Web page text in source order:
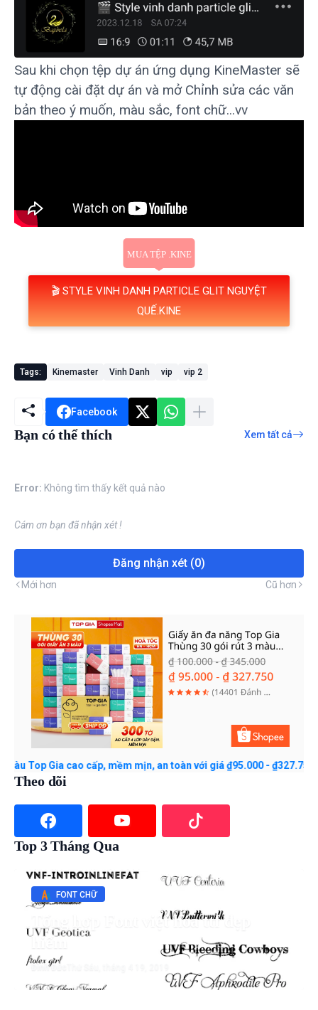
Sau khi chọn tệp dự án ứng dụng KineMaster sẽ
tự động cài đặt dự án và mở Chỉnh sửa các văn
bản theo ý muốn, màu sắc, font chữ...vv
🎬 STYLE VINH DANH PARTICLE GLIT NGUYỆT
QUẾ.KINE
Tags: Kinemaster Vinh Danh vip vip 2
Facebook
Bạn có thể thích Xem tất cả
Error: Không tìm thấy kết quả nào
Cám ơn bạn đã nhận xét !
Đăng nhận xét (0)
Mới hơn Cũ hơn
Gia cao cấp, mềm mịn, an toàn với giá ₫95.000 - ₫327.750. Mua
Theo dõi
Top 3 Tháng Qua
FONT CHỮ
Tổng hợp Font việt hóa ttf đẹp
hiếm
Đình Đức